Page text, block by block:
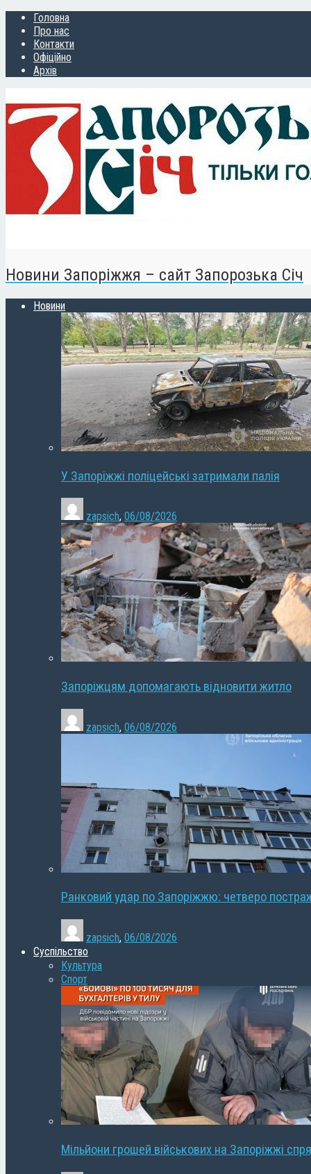
Головна
Про нас
Контакти
Офіційно
Архів
Новини Запоріжжя – сайт Запорозька Січ
Новини
У Запоріжжі поліцейські затримали палія
zapsich, 06/08/2026
Запоріжцям допомагають відновити житло
zapsich, 06/08/2026
Ранковий удар по Запоріжжю: четверо
zapsich, 06/08/2026
Суспільство
Культура
Спорт
Мільйони грошей військових на Запоріжжі